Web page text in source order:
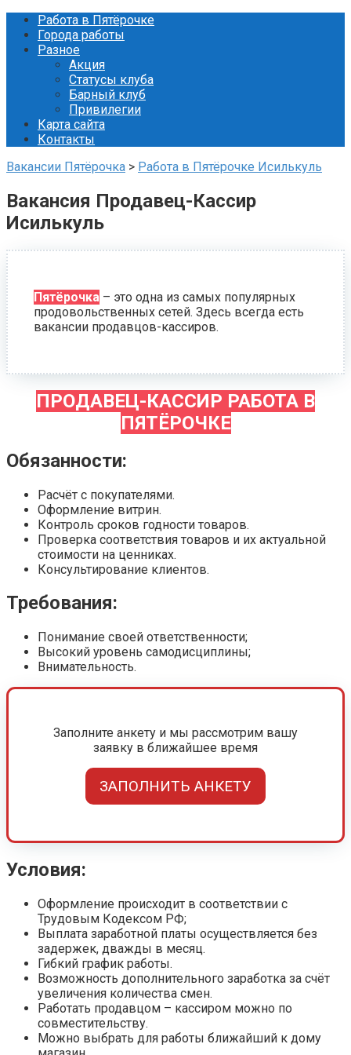
Перейти
контенту
Работа в Пятёрочке
Города работы
Разное
Акция
Статусы клуба
Барный клуб
Привилегии
Карта сайта
Контакты
Вакансии Пятёрочка > Работа в Пятёрочке Исилькуль
Вакансия Продавец-Кассир
Исилькуль
Пятёрочка – это одна из самых популярных
продовольственных сетей. Здесь всегда есть
вакансии продавцов-кассиров.
ПРОДАВЕЦ-КАССИР РАБОТА В
ПЯТЁРОЧКЕ
Обязанности:
Расчёт с покупателями.
Оформление витрин.
Контроль сроков годности товаров.
Проверка соответствия товаров и их актуальной
стоимости на ценниках.
Консультирование клиентов.
Требования:
Понимание своей ответственности;
Высокий уровень самодисциплины;
Внимательность.
Заполните анкету и мы рассмотрим вашу
заявку в ближайшее время
ЗАПОЛНИТЬ АНКЕТУ
Условия:
Оформление происходит в соответствии с
Трудовым Кодексом РФ;
Выплата заработной платы осуществляется без
задержек, дважды в месяц.
Гибкий график работы.
Возможность дополнительного заработка за счёт
увеличения количества смен.
Работать продавцом – кассиром можно по
совместительству.
Можно выбрать для работы ближайший к дому